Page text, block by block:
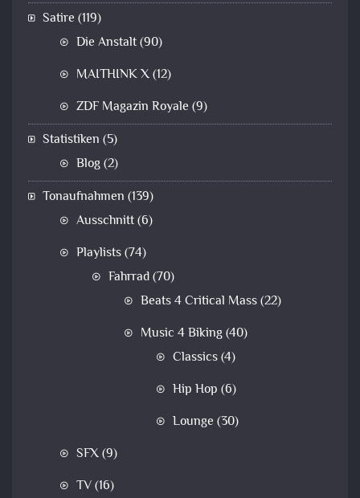
Satire (119)
Die Anstalt(90)
MAITHINK X(12)
ZDF Magazin Royale (9)
Statistiken (5)
Blog(2)
Tonaufnahmen (139)
Ausschnitt(6)
Playlists(74)
Fahrrad(70)
Beats 4 Critical Mass(22)
Music 4 Biking(40)
Classics(4)
Hip Hop (6)
Lounge (30)
SFX(9)
TV(16)